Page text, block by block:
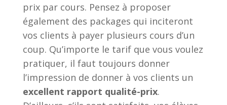
prix par cours. Pensez à proposer
également des packages qui inciteront
vos clients à payer plusieurs cours d’un
coup. Qu’importe le tarif que vous voulez
pratiquer, il faut toujours donner
l’impression de donner à vos clients un
excellent rapport qualité-prix.